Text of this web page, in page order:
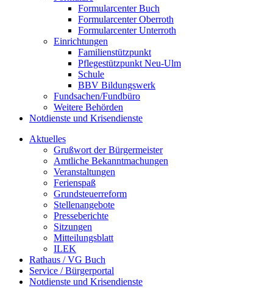
Formularcenter Buch
Formularcenter Oberroth
Formularcenter Unterroth
Einrichtungen
Familienstützpunkt
Pflegestützpunkt Neu-Ulm
Schule
BBV Bildungswerk
Fundsachen/Fundbüro
Weitere Behörden
Notdienste und Krisendienste
Aktuelles
Grußwort der Bürgermeister
Amtliche Bekanntmachungen
Veranstaltungen
Ferienspaß
Grundsteuerreform
Stellenangebote
Presseberichte
Sitzungen
Mitteilungsblatt
ILEK
Rathaus / VG Buch
Service / Bürgerportal
Notdienste und Krisendienste